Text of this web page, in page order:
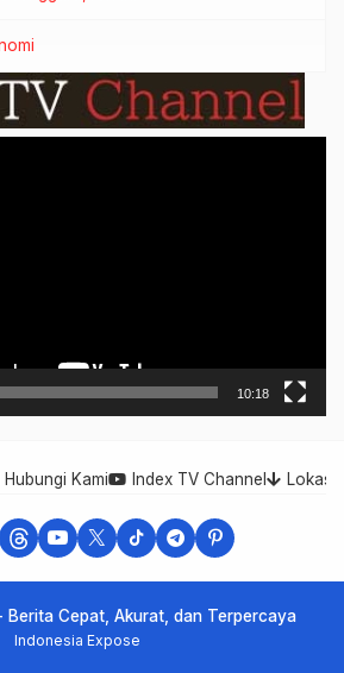
10:18
Hubungi Kami Index TV Channel Lokasi
Berita Cepat, Akurat, dan Terpercaya
Indonesia Expose